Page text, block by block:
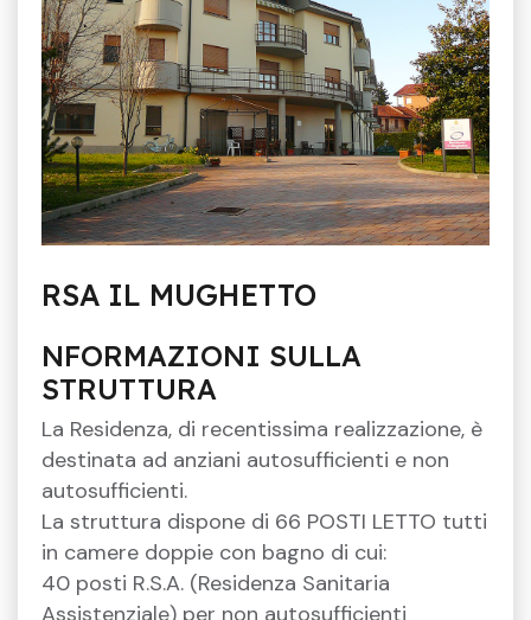
RSA IL MUGHETTO
NFORMAZIONI SULLA
STRUTTURA
La Residenza, di recentissima realizzazione, è
destinata ad anziani autosufficienti e non
autosufficienti.
La struttura dispone di 66 POSTI LETTO tutti
in camere doppie con bagno di cui:
40 posti R.S.A. (Residenza Sanitaria
Assistenziale) per non autosufficienti